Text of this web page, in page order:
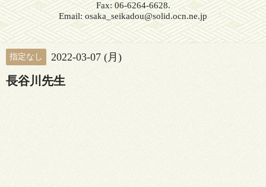
Fax: 06-6264-6628.
Email: osaka_seikadou@solid.ocn.ne.jp
指定なし 2022-03-07 (月)
長谷川先生